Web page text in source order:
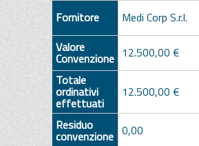
Fornitore
Medi Corp S.r.l.
Valore
Convenzione 12.500,00 €
Totale
ordinativi
effettuati
12.500,00 €
Residuo
convenzione 0,00